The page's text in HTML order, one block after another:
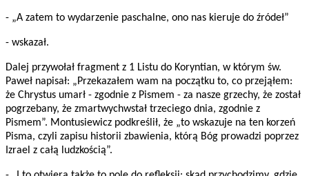
- „A zatem to wydarzenie paschalne, ono nas kieruje do źródeł”
- wskazał.
Dalej przywołał fragment z 1 Listu do Koryntian, w którym św.
Paweł napisał: „Przekazałem wam na początku to, co przejąłem:
że Chrystus umarł - zgodnie z Pismem - za nasze grzechy, że został
pogrzebany, że zmartwychwstał trzeciego dnia, zgodnie z
Pismem”. Montusiewicz podkreślił, że „to wskazuje na ten korzeń
Pisma, czyli zapisu historii zbawienia, którą Bóg prowadzi poprzez
Izrael z całą ludzkością”.